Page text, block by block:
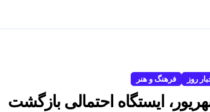
روز فرهنگ و هنر
ایستگاه احتمالی بازگشت